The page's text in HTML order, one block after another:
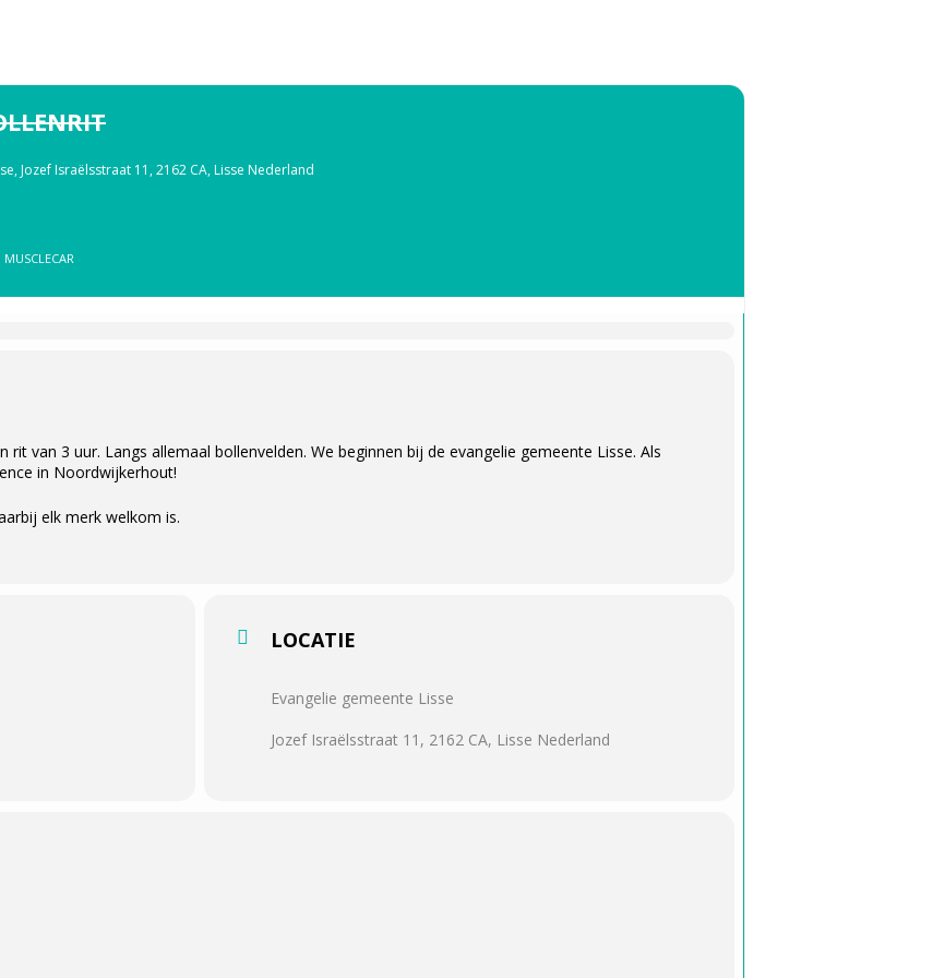
, Jozef Israëlsstraat 11, 2162 CA, Lisse Nederland
MUSCLECAR
van 3 uur. Langs allemaal bollenvelden. We beginnen bij de evangelie gemeente Lisse. Als
in Noordwijkerhout!
elk merk welkom is.
LOCATIE
Evangelie gemeente Lisse
Jozef Israëlsstraat 11, 2162 CA, Lisse Nederland